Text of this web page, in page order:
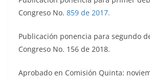
Congreso No. 859 de 2017.
Publicación ponencia para segundo
Congreso No. 156 de 2018.
Aprobado en Comisión Quinta: